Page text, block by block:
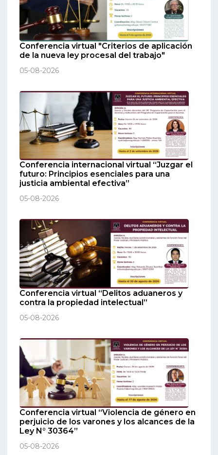
Conferencia virtual "Criterios de aplicación
de la nueva ley procesal del trabajo"
05-08-2026
Conferencia internacional virtual “Juzgar el
futuro: Principios esenciales para una
justicia ambiental efectiva”
05-08-2026
Conferencia virtual “Delitos aduaneros y
contra la propiedad intelectual”
05-08-2026
Conferencia virtual “Violencia de género en
perjuicio de los varones y los alcances de la
Ley N° 30364”
05-08-2026